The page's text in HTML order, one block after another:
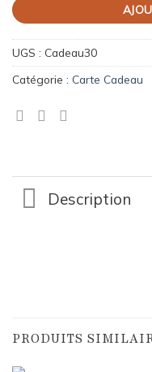
UGS : Cadeau30
Catégorie : Carte Cadeau
Description
PRODUITS